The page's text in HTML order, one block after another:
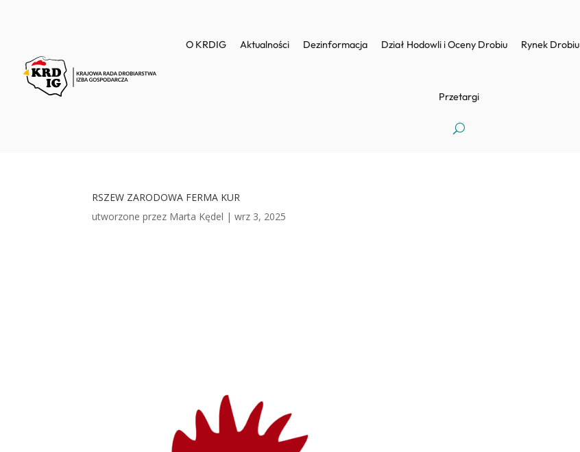
O KRDIG Aktualności Dezinformacja Dział Hodowli i Oceny Drobiu Rynek Drobiu
Przetargi
RSZEW ZARODOWA FERMA KUR
utworzone przez Marta Kędel |wrz 3, 2025